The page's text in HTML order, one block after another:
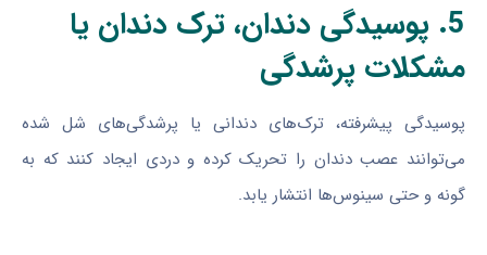
5. پوسیدگی دندان، ترک دندان یا
مشکلات پرشدگی
پوسیدگی پیشرفته، ترک‌های دندانی یا پرشدگی‌های شل شده
می‌توانند عصب دندان را تحریک کرده و دردی ایجاد کنند که به
گونه و حتی سینوس‌ها انتشار یابد.